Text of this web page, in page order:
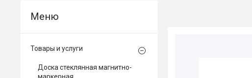
Товары и услуги
Доска стеклянная магнитно-